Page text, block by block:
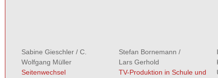
Sabine Gieschler / C.
Wolfgang Müller
Seitenwechsel
Stefan Bornemann /
Lars Gerhold
TV-Produktion in Schule und